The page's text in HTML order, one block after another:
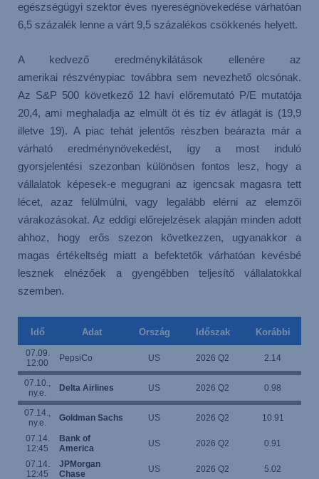
egészségügyi szektor éves nyereségnövekedése várhatóan
6,5 százalék lenne a várt 9,5 százalékos csökkenés helyett.
A kedvező eredménykilátások ellenére az
amerikai részvénypiac továbbra sem nevezhető olcsónak.
Az S&P 500 következő 12 havi előremutató P/E mutatója
20,4, ami meghaladja az elmúlt öt és tíz év átlagát is (19,9
illetve 19). A piac tehát jelentős részben beárazta már a
várható eredménynövekedést, így a most induló
gyorsjelentési szezonban különösen fontos lesz, hogy a
vállalatok képesek-e megugrani az igencsak magasra tett
lécet, azaz felülmúlni, vagy legalább elérni az elemzői
várakozásokat. Az eddigi előrejelzések alapján minden adott
ahhoz, hogy erős szezon következzen, ugyanakkor a
magas értékeltség miatt a befektetők várhatóan kevésbé
lesznek elnézőek a gyengébben teljesítő vállalatokkal
szemben.
Idő Adat Ország Időszak Korábbi
07.09.
12:00
PepsiCo US 2026 Q2 2.14
07.10.,
ny.e.
Delta Airlines US 2026 Q2 0.98
07.14.,
ny.e.
Goldman Sachs US 2026 Q2 10.91
07.14.
12:45
Bank of
America
US 2026 Q2 0.91
07.14.
12:45
JPMorgan
Chase
US 2026 Q2 5.02